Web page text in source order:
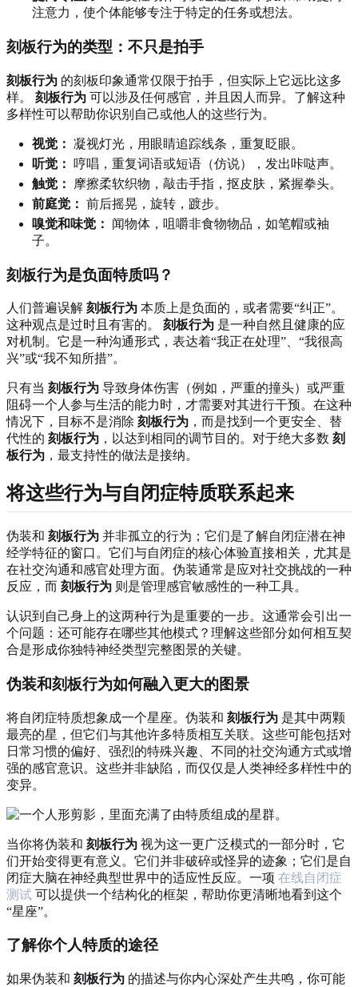
注意力，使个体能够专注于特定的任务或想法。
刻板行为的类型：不只是拍手
刻板行为 的刻板印象通常仅限于拍手，但实际上它远比这多
样。 刻板行为 可以涉及任何感官，并且因人而异。了解这种
多样性可以帮助你识别自己或他人的这些行为。
视觉： 凝视灯光，用眼睛追踪线条，重复眨眼。
听觉：
哼唱，重复词语或短语（仿说），发出咔哒声。
触觉：
摩擦柔软织物，敲击手指，抠皮肤，紧握拳头。
前庭觉： 前后摇晃，旋转，踱步。
嗅觉和味觉：
闻物体，咀嚼非食物物品，如笔帽或袖
子。
刻板行为是负面特质吗？
人们普遍误解 刻板行为 本质上是负面的，或者需要“纠正”。
这种观点是过时且有害的。 刻板行为 是一种自然且健康的应
对机制。它是一种沟通形式，表达着“我正在处理”、“我很高
兴”或“我不知所措”。
只有当 刻板行为 导致身体伤害（例如，严重的撞头）或严重
阻碍一个人参与生活的能力时，才需要对其进行干预。在这种
情况下，目标不是消除 刻板行为 ，而是找到一个更安全、替
代性的 刻板行为 ，以达到相同的调节目的。对于绝大多数 刻
板行为 ，最支持性的做法是接纳。
将这些行为与自闭症特质联系起来
伪装和 刻板行为 并非孤立的行为；它们是了解自闭症潜在神
经学特征的窗口。它们与自闭症的核心体验直接相关，尤其是
在社交沟通和感官处理方面。伪装通常是应对社交挑战的一种
反应，而 刻板行为 则是管理感官敏感性的一种工具。
认识到自己身上的这两种行为是重要的一步。这通常会引出一
个问题：还可能存在哪些其他模式？理解这些部分如何相互契
合是形成你独特神经类型完整图景的关键。
伪装和刻板行为如何融入更大的图景
将自闭症特质想象成一个星座。伪装和 刻板行为 是其中两颗
最亮的星，但它们与其他许多特质相互关联。这些可能包括对
日常习惯的偏好、强烈的特殊兴趣、不同的社交沟通方式或增
强的感官意识。这些并非缺陷，而仅仅是人类神经多样性中的
变异。
当你将伪装和 刻板行为 视为这一更广泛模式的一部分时，它
们开始变得更有意义。它们并非破碎或怪异的迹象；它们是自
闭症大脑在神经典型世界中的适应性反应。一项 在线自闭症
测试 可以提供一个结构化的框架，帮助你更清晰地看到这个
“星座”。
了解你个人特质的途径
如果伪装和 刻板行为 的描述与你内心深处产生共鸣，你可能